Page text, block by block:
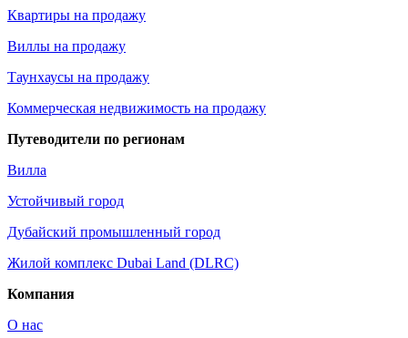
Квартиры на продажу
Виллы на продажу
Таунхаусы на продажу
Коммерческая недвижимость на продажу
Путеводители по регионам
Вилла
Устойчивый город
Дубайский промышленный город
Жилой комплекс Dubai Land (DLRC)
Компания
О нас